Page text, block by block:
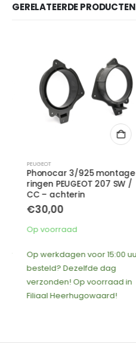
GERELATEERDE PRODUCTEN
PEUGEOT
Phonocar 3/925 montage
ringen PEUGEOT 207 SW /
CC – achterin
30,00
Op voorraad
Op werkdagen voor 15:00 uur
besteld? Dezelfde dag
verzonden! Op voorraad in
Filiaal Heerhugowaard!